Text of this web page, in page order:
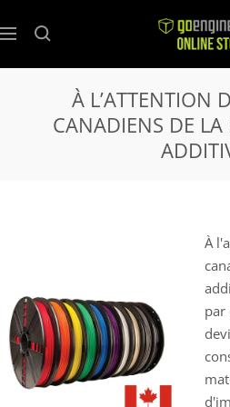
Navigation
GoEngineer
Store
À L’ATTENTION
CANADIENS DE LA
À
par